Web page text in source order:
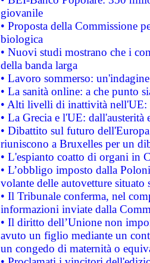
giovanile
• Proposta della Commissione
biologica
• Nuovi studi mostrano che i
della banda larga
• Lavoro sommerso:
• La sanità online: a che punto
• Alti livelli di inattività nell'UE:
• La Grecia e l'UE: dall'austerità
• Dibattito sul futuro
riuniscono a Bruxelles per un
• L'espianto coatto di organi in
• L’obbligo imposto dalla
volante delle autovetture
• Il Tribunale conferma, nel
informazioni inviate dalla
• Il diritto dell’Unione non
avuto un figlio mediante un
un congedo di maternità o